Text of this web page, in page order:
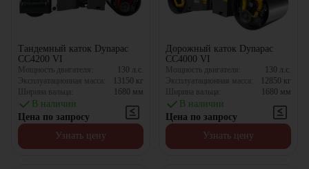
Тандемный каток Dynapac
CC4200 VI
Мощность двигателя: 130 л.с.
Эксплуатационная масса:
13150 кг
Ширина вальца:
1680 мм
В наличии
Цена по запросу
Узнать цену
Дорожный каток Dynapac
CC4000 VI
Мощность двигателя: 130 л.с.
Эксплуатационная масса:
12850 кг
Ширина вальца:
1680 мм
В наличии
Цена по запросу
Узнать цену